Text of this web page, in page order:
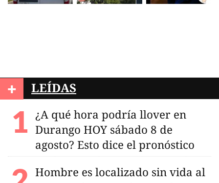
+ LEÍDAS
¿A qué hora podría llover en
Durango HOY sábado 8 de
agosto? Esto dice el pronóstico
Hombre es localizado sin vida al